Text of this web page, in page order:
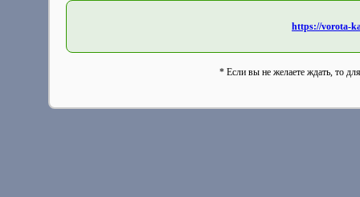
https://vorota-
* Если вы не желаете ждать, то